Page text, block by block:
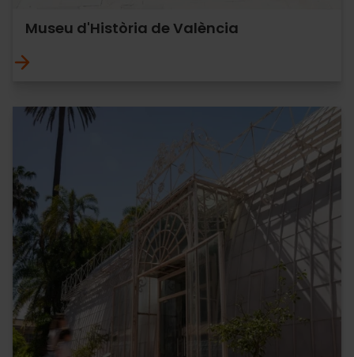
Museu d'Història de València